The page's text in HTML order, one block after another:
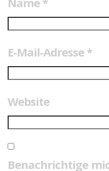
E-Mail-Adresse *
Website
Benachrichtige